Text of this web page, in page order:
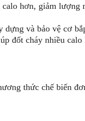
hơn, giảm lượng
và bảo vệ cơ
đốt cháy nhiều calo
thức chế biến